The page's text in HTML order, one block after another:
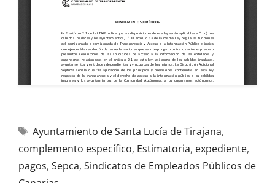
Ayuntamiento de Santa Lucía de Tirajana,
complemento específico, Estimatoria, expediente,
pagos, Sepca, Sindicatos de Empleados Públicos de